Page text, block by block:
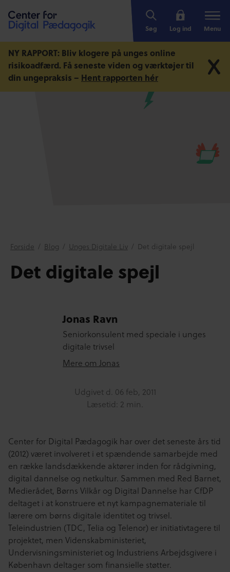
Søg Log ind Menu
NY RAPPORT: Bliv klogere på unges online
risikoadfærd. Få seneste viden og værktøjer til
din ungepraksis – Hent rapporten hér
Forside / Blog / Unges Digitale Liv / Det digitale spejl
Det digitale spejl
Jonas Ravn
Seniorkonsulent med speciale i unges
digitale trivsel
Mere om Jonas
Udgivet d. 06 feb, 2011
Læsetid: 2 min.
Center for Digital Pædagogik har over det seneste års tid
(2012) været involveret i et spændende samarbejde med
en række landsdækkende aktører inden for rådgivning,
digital dannelse og netkultur. Sammen med Red Barnet,
Medierådet, Børns Vilkår og Digital Dannelse har CfDP
deltaget i at konstruere et nyt kampagnemateriale til
lærere om børns digitale identitet og trivsel.
Teleindustrien (TDC, Telia og Telenor) er initiativtagere til
projektet, men Videnskabministeriet,
Undervisningsministeriet og Industriens Arbejdsgivere i
København deltager som finansielle støtter.